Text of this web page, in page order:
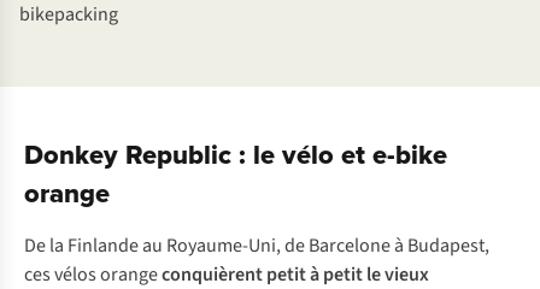
bikepacking
Donkey Republic : le vélo et e-bike
orange
De la Finlande au Royaume-Uni, de Barcelone à Budapest,
ces vélos orangeconquièrent petit à petit le vieux